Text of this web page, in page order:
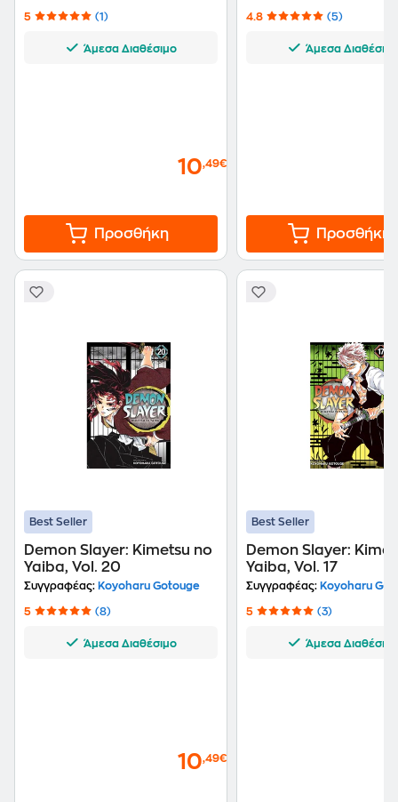
5 (1)
Άμεσα Διαθέσιμο
10,49€
Προσθήκη
4.8 (5)
Άμεσα Διαθέσιμο
Προσθήκη
Best Seller
Demon Slayer: Kimetsu no
Yaiba, Vol. 20
Συγγραφέας: Koyoharu Gotouge
5 (8)
Άμεσα Διαθέσιμο
10,49€
Best Seller
Demon Slayer:
Yaiba, Vol. 17
Συγγραφέας: Koyoharu
5 (3)
Άμεσα Διαθέσιμο